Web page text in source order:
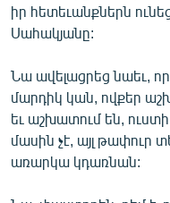
իր հետեւանքներն
Սահակյանը:
Նա ավելացրեց նաեւ,
մարդիկ կան, ովքեր
եւ աշխատում են,
մասին չէ, այլ թափուր
առարկա կդառնան: